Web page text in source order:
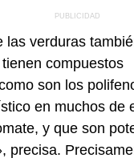
las verduras
compuestos
son los
en muchos de
y que son
precisa.